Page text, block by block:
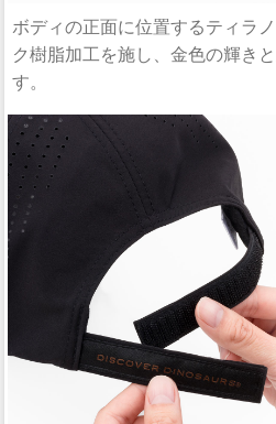
ボディの正面に位置するティラ
ク樹脂加工を施し、金色の輝き
す。